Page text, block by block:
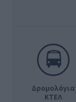
Δρομολόγια
ΚΤΕΛ